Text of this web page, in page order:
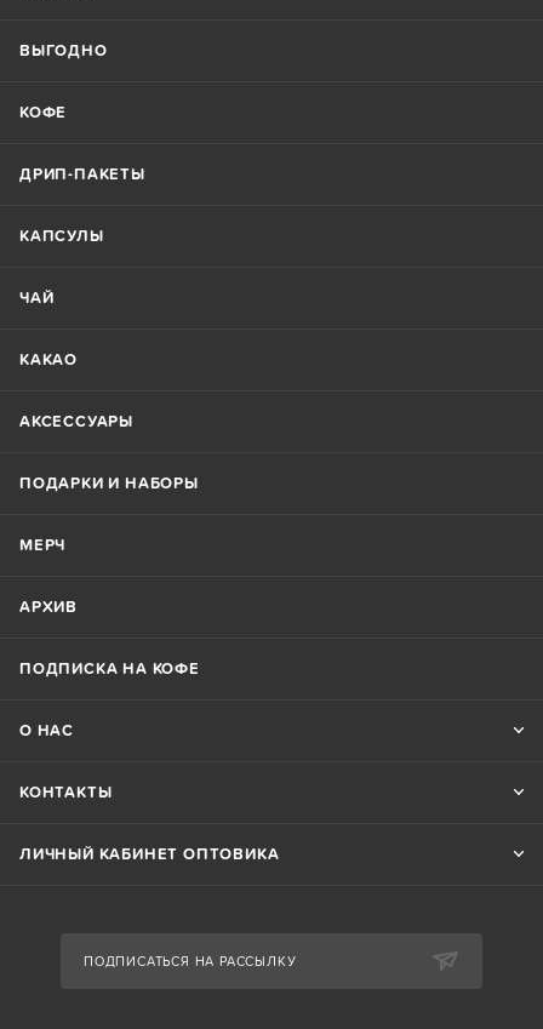
ВЫГОДНО
КОФЕ
ДРИП-ПАКЕТЫ
КАПСУЛЫ
ЧАЙ
КАКАО
АКСЕССУАРЫ
ПОДАРКИ И НАБОРЫ
МЕРЧ
АРХИВ
ПОДПИСКА НА КОФЕ
О НАС
КОНТАКТЫ
ЛИЧНЫЙ КАБИНЕТ ОПТОВИКА
ПОДПИСАТЬСЯ НА РАССЫЛКУ